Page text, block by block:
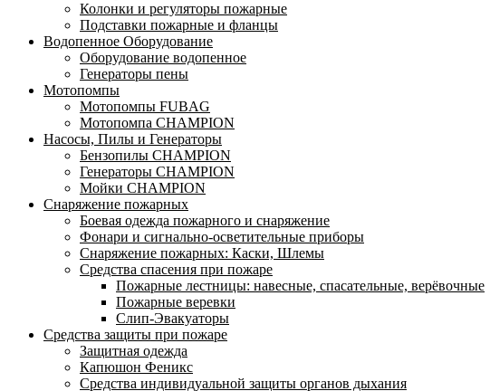
Колонки и регуляторы пожарные
Подставки пожарные и фланцы
Водопенное Оборудование
Оборудование водопенное
Генераторы пены
Мотопомпы
Мотопомпы FUBAG
Мотопомпа CHAMPION
Насосы, Пилы и Генераторы
Бензопилы CHAMPION
Генераторы CHAMPION
Мойки CHAMPION
Снаряжение пожарных
Боевая одежда пожарного и снаряжение
Фонари и сигнально-осветительные приборы
Снаряжение пожарных: Каски, Шлемы
Средства спасения при пожаре
Пожарные лестницы: навесные, спасательные, верёвочные
Пожарные веревки
Слип-Эвакуаторы
Средства защиты при пожаре
Защитная одежда
Капюшон Феникс
Средства индивидуальной защиты органов дыхания